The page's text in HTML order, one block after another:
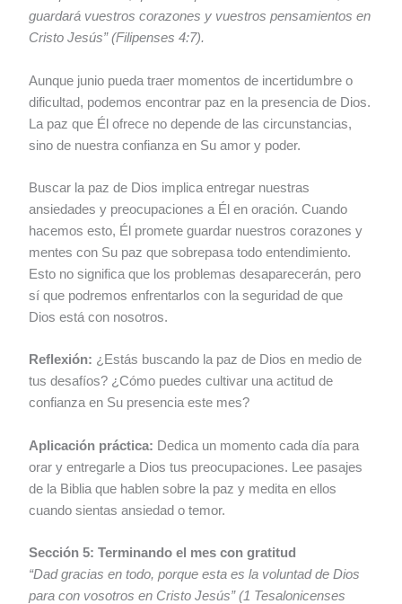
guardará vuestros corazones y vuestros pensamientos en
Cristo Jesús” (Filipenses 4:7).
Aunque junio pueda traer momentos de incertidumbre o
dificultad, podemos encontrar paz en la presencia de Dios.
La paz que Él ofrece no depende de las circunstancias,
sino de nuestra confianza en Su amor y poder.
Buscar la paz de Dios implica entregar nuestras
ansiedades y preocupaciones a Él en oración. Cuando
hacemos esto, Él promete guardar nuestros corazones y
mentes con Su paz que sobrepasa todo entendimiento.
Esto no significa que los problemas desaparecerán, pero
sí que podremos enfrentarlos con la seguridad de que
Dios está con nosotros.
Reflexión: ¿Estás buscando la paz de Dios en medio de
tus desafíos? ¿Cómo puedes cultivar una actitud de
confianza en Su presencia este mes?
Aplicación práctica: Dedica un momento cada día para
orar y entregarle a Dios tus preocupaciones. Lee pasajes
de la Biblia que hablen sobre la paz y medita en ellos
cuando sientas ansiedad o temor.
Sección 5: Terminando el mes con gratitud
“Dad gracias en todo, porque esta es la voluntad de Dios
para con vosotros en Cristo Jesús” (1 Tesalonicenses